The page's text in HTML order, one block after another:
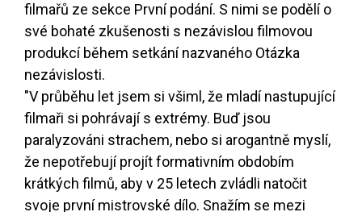
filmařů ze sekce První podání. S nimi se podělí o
své bohaté zkušenosti s nezávislou filmovou
produkcí během setkání nazvaného Otázka
nezávislosti.
"V průběhu let jsem si všiml, že mladí nastupující
filmaři si pohrávají s extrémy. Buď jsou
paralyzováni strachem, nebo si arogantně myslí,
že nepotřebují projít formativním obdobím
krátkých filmů, aby v 25 letech zvládli natočit
svoje první mistrovské dílo. Snažím se mezi